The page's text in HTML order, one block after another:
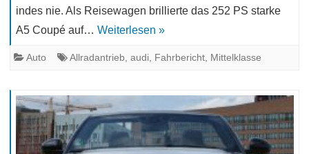
indes nie. Als Reisewagen brillierte das 252 PS starke
A5 Coupé auf… Weiterlesen »
Auto Allradantrieb audi Fahrbericht Mittelklasse